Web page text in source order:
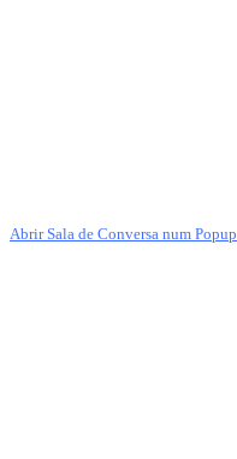
Abrir Sala de Conversa num Popup